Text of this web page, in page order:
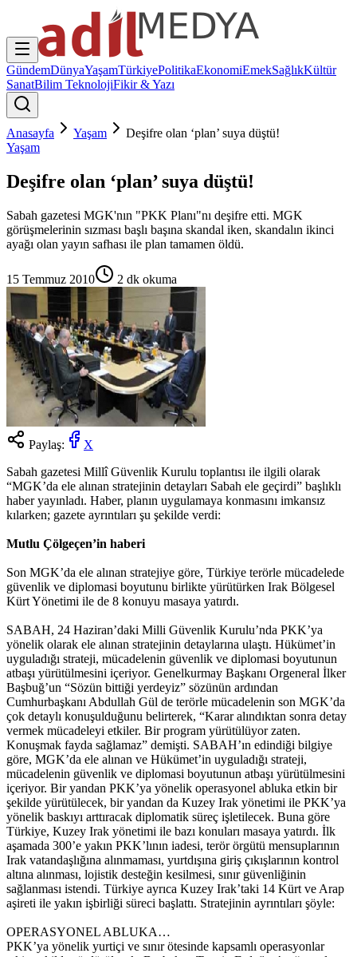
GündemDünyaYaşamTürkiyePolitikaEkonomiEmekSağlıkKültür
SanatBilim TeknolojiFikir & Yazı
Anasayfa Yaşam
Deşifre olan ‘plan’ suya düştü!
Yaşam
Deşifre olan ‘plan’ suya düştü!
Sabah gazetesi MGK'nın "PKK Planı"nı deşifre etti. MGK
görüşmelerinin sızması başlı başına skandal iken, skandalın ikinci
ayağı olan yayın safhası ile plan tamamen öldü.
15 Temmuz 2010 2 dk okuma
Paylaş:
X
Sabah gazetesi Millî Güvenlik Kurulu toplantısı ile ilgili olarak
“MGK’da ele alınan stratejinin detayları Sabah ele geçirdi” başlıklı
haber yayınladı. Haber, planın uygulamaya konmasını imkansız
kılarken; gazete ayrıntıları şu şekilde verdi:
Mutlu Çölgeçen’in haberi
Son MGK’da ele alınan stratejiye göre, Türkiye terörle mücadelede
güvenlik ve diplomasi boyutunu birlikte yürütürken Irak Bölgesel
Kürt Yönetimi ile de 8 konuyu masaya yatırdı.
SABAH, 24 Haziran’daki Milli Güvenlik Kurulu’nda PKK’ya
yönelik olarak ele alınan stratejinin detaylarına ulaştı. Hükümet’in
uyguladığı strateji, mücadelenin güvenlik ve diplomasi boyutunun
atbaşı yürütülmesini içeriyor. Genelkurmay Başkanı Orgeneral İlker
Başbuğ’un “Sözün bittiği yerdeyiz” sözünün ardından
Cumhurbaşkanı Abdullah Gül de terörle mücadelenin son MGK’da
çok detaylı konuşulduğunu belirterek, “Karar alındıktan sonra detay
vermek mücadeleyi etkiler. Bir program yürütülüyor zaten.
Konuşmak fayda sağlamaz” demişti. SABAH’ın edindiği bilgiye
göre, MGK’da ele alınan ve Hükümet’in uyguladığı strateji,
mücadelenin güvenlik ve diplomasi boyutunun atbaşı yürütülmesini
içeriyor. Bir yandan PKK’ya yönelik operasyonel abluka etkin bir
şekilde yürütülecek, bir yandan da Kuzey Irak yönetimi ile PKK’ya
yönelik baskıyı arttıracak diplomatik süreç işletilecek. Buna göre
Türkiye, Kuzey Irak yönetimi ile bazı konuları masaya yatırdı. İlk
aşamada 300’e yakın PKK’lının iadesi, terör örgütü mensuplarının
Irak vatandaşlığına alınmaması, yurtdışına giriş çıkışlarının kontrol
altına alınması, lojistik desteğin kesilmesi, sınır güvenliğinin
sağlanması istendi. Türkiye ayrıca Kuzey Irak’taki 14 Kürt ve Arap
aşireti ile yakın işbirliği süreci başlattı. Stratejinin ayrıntıları şöyle:
OPERASYONEL ABLUKA…
PKK’ya yönelik yurtiçi ve sınır ötesinde kapsamlı operasyonlar